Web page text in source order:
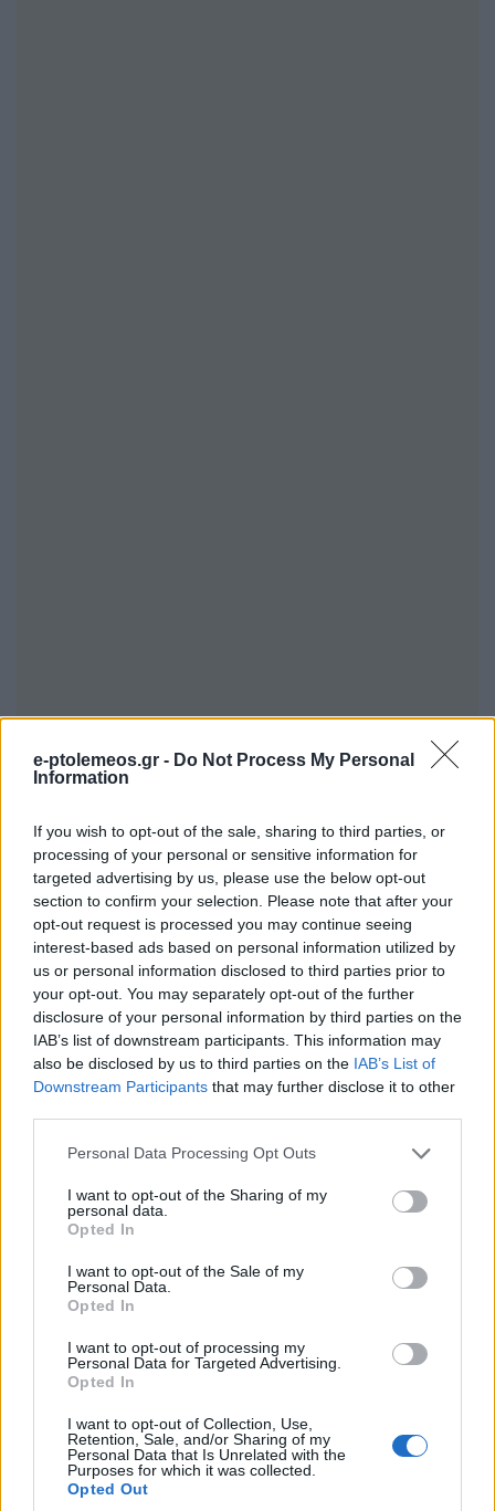
e-ptolemeos.gr - Do Not Process My Personal
Information
If you wish to opt-out of the sale, sharing to third parties, or
processing of your personal or sensitive information for
targeted advertising by us, please use the below opt-out
section to confirm your selection. Please note that after your
opt-out request is processed you may continue seeing
interest-based ads based on personal information utilized by
us or personal information disclosed to third parties prior to
your opt-out. You may separately opt-out of the further
disclosure of your personal information by third parties on the
IAB’s list of downstream participants. This information may
also be disclosed by us to third parties on the IAB’s List of
Downstream Participants that may further disclose it to other
Please note that this website/app uses one or more Google
not limited to your visit or usage behaviour. You may click to
grant or deny consent to Google and its third-party tags to
use your data for below specified purposes in below Google
consent section.
Personal Data Processing Opt Outs
I want to opt-out of the Sharing of my
personal data.
Opted In
I want to opt-out of the Sale of my
Personal Data.
Opted In
I want to opt-out of processing my
Personal Data for Targeted Advertising.
Opted In
I want to opt-out of Collection, Use,
Retention, Sale, and/or Sharing of my
Personal Data that Is Unrelated with the
Purposes for which it was collected.
Opted Out
Μέσα από το πρόγραμμα “Παρέα με Ουρά”,
αποδεικνύουμε ότι η ψυχοσυναισθηματική
υποστήριξη αποτελεί αναπόσπαστο κομμάτι της
ολιστικής αντιμετώπισης της νόσου και ότι ένα
δημόσιο νοσοκομείο μπορεί να καινοτομεί με
ανθρωπιά, συνέπεια και μηδενική επιβάρυνση
για τον Έλληνα φορολογούμενο.
Νιώθω ιδιαίτερη τιμή και μεγάλη ευθύνη που
μου δόθηκε η ευκαιρία να είμαι ο πρώτος
υγειονομικός κηδεμόνας σκύλου θεραπείας και
ειδικότερα του Ντύλαν!».
Πηγή: https://www.iefimerida.gr
Ο Βαγγέλης, είναι ο
πρώτος σκύλος θεραπείας
Πώς ένας σκύλος βοηθά